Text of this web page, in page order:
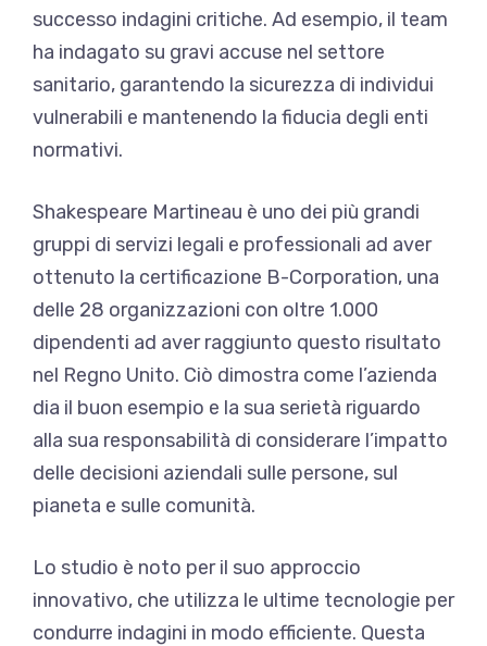
successo indagini critiche. Ad esempio, il team
ha indagato su gravi accuse nel settore
sanitario, garantendo la sicurezza di individui
vulnerabili e mantenendo la fiducia degli enti
normativi.
Shakespeare Martineau è uno dei più grandi
gruppi di servizi legali e professionali ad aver
ottenuto la certificazione B-Corporation, una
delle 28 organizzazioni con oltre 1.000
dipendenti ad aver raggiunto questo risultato
nel Regno Unito. Ciò dimostra come l’azienda
dia il buon esempio e la sua serietà riguardo
alla sua responsabilità di considerare l’impatto
delle decisioni aziendali sulle persone, sul
pianeta e sulle comunità.
Lo studio è noto per il suo approccio
innovativo, che utilizza le ultime tecnologie per
condurre indagini in modo efficiente. Questa